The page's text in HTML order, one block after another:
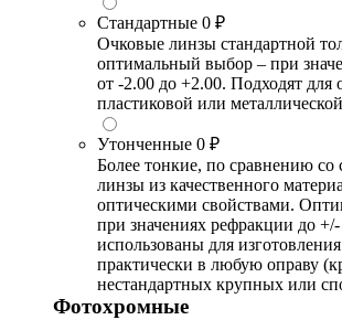
Стандартные 0 ₽
Очковые линзы стандартной
оптимальный выбор – при
от -2.00 до +2.00. Подходят для
пластиковой или
Утонченные 0 ₽
Более тонкие, по сравнению со
линзы из качественного
оптическими свойствами.
при значениях рефракции до
использованы для
практически в любую оправу
нестандартных крупных или
Фотохромные